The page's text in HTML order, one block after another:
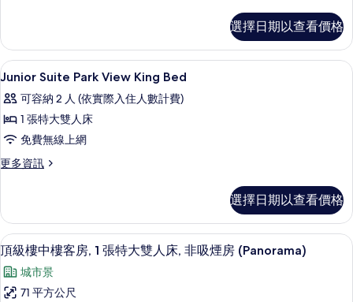
所
有
片
FEET
FITNESS
RooM
詳
情
選擇日期以查看價格
顯
示
Junior
Suite
Park
View
的
所
有
相
高級寢具、客房內保險箱、筆電工作
22
Junior Suite Park View King Bed
可容納 2 人 (依實際入住人數計費)
1 張特大雙人床
免費無線上網
更多資訊
更
Park
View
King
Bed
的
詳
選擇日期以查看價格
顯
示
頂
頂級樓中樓客房, 1 張特大雙人床, 非
8
頂級樓中樓客房, 1 張特大雙人床, 非吸煙房 (Panorama)
城市景
71 平方公尺